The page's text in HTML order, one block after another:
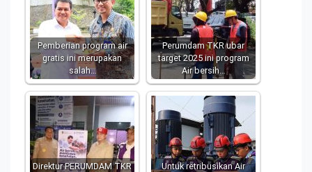
Pemberian program air
gratis ini merupakan
salah…
Perumdam TKR ubar
target 2025 ini program
Air bersih…
Direktur PERUMDAM TKR
Untuk retribusikan Air